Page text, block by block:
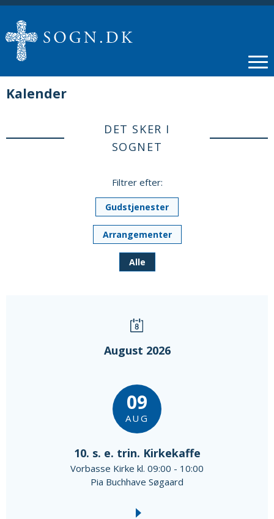
Kalender
DET SKER I
SOGNET
Filtrer efter:
Gudstjenester
Arrangementer
Alle
August 2026
09
AUG
10. s. e. trin. Kirkekaffe
Vorbasse Kirke kl. 09:00 - 10:00
Pia Buchhave Søgaard